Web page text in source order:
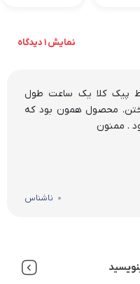
نمایش 1 دیدگاه
پیک کلا یک ساعت طول
محصول همون بود که
. ممنون
ناشناس